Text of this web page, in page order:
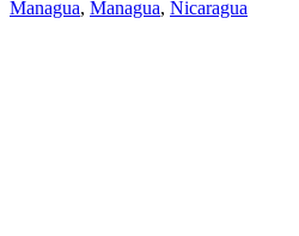
Managua, Managua, Nicaragua